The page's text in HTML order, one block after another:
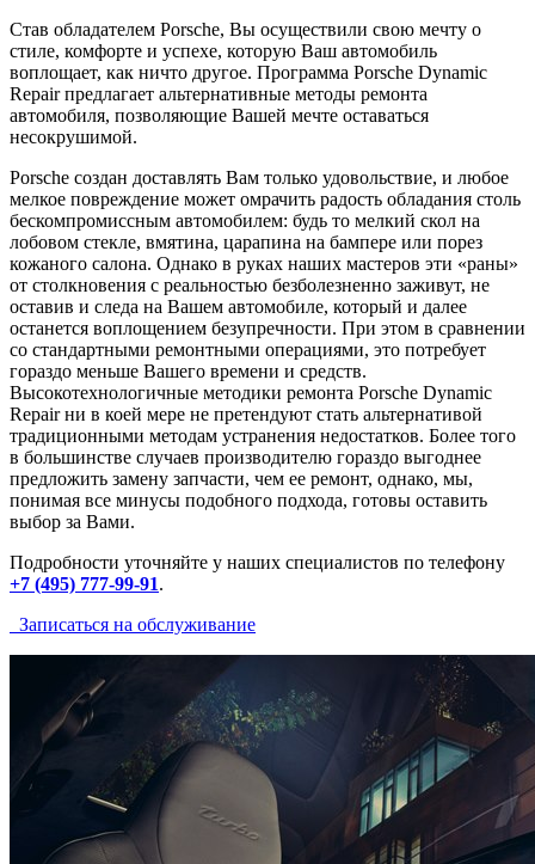
Став обладателем Porsche, Вы осуществили свою мечту о
стиле, комфорте и успехе, которую Ваш автомобиль
воплощает, как ничто другое. Программа Porsche Dynamic
Repair предлагает альтернативные методы ремонта
автомобиля, позволяющие Вашей мечте оставаться
несокрушимой.
Porsche создан доставлять Вам только удовольствие, и любое
мелкое повреждение может омрачить радость обладания столь
бескомпромиссным автомобилем: будь то мелкий скол на
лобовом стекле, вмятина, царапина на бампере или порез
кожаного салона. Однако в руках наших мастеров эти «раны»
от столкновения с реальностью безболезненно заживут, не
оставив и следа на Вашем автомобиле, который и далее
останется воплощением безупречности. При этом в сравнении
со стандартными ремонтными операциями, это потребует
гораздо меньше Вашего времени и средств.
Высокотехнологичные методики ремонта Porsche Dynamic
Repair ни в коей мере не претендуют стать альтернативой
традиционными методам устранения недостатков. Более того
в большинстве случаев производителю гораздо выгоднее
предложить замену запчасти, чем ее ремонт, однако, мы,
понимая все минусы подобного подхода, готовы оставить
выбор за Вами.
Подробности уточняйте у наших специалистов по телефону
+7 (495) 777-99-91.
Записаться на обслуживание